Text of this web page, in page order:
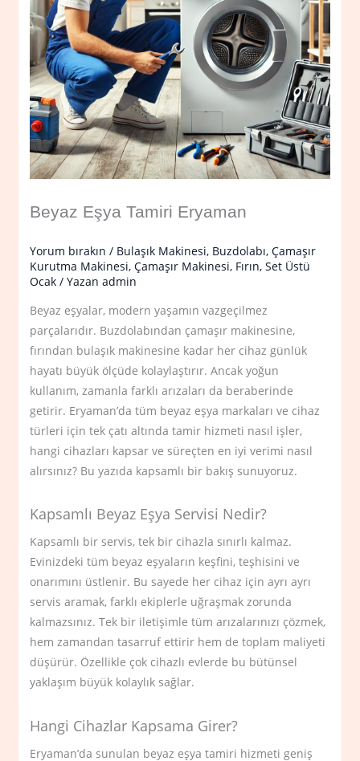
Beyaz Eşya Tamiri Eryaman
Yorum bırakın / Bulaşık Makinesi, Buzdolabı,Çamaşır
Kurutma Makinesi,Çamaşır Makinesi, Fırın,Set Üstü
Ocak / Yazan admin
Beyaz eşyalar, modern yaşamın vazgeçilmez
parçalarıdır. Buzdolabından çamaşır makinesine,
fırından bulaşık makinesine kadar her cihaz günlük
hayatı büyük ölçüde kolaylaştırır. Ancak yoğun
kullanım, zamanla farklı arızaları da beraberinde
getirir. Eryaman’da tüm beyaz eşya markaları ve cihaz
türleri için tek çatı altında tamir hizmeti nasıl işler,
hangi cihazları kapsar ve süreçten en iyi verimi nasıl
alırsınız? Bu yazıda kapsamlı bir bakış sunuyoruz.
Kapsamlı Beyaz Eşya Servisi Nedir?
Kapsamlı bir servis, tek bir cihazla sınırlı kalmaz.
Evinizdeki tüm beyaz eşyaların keşfini, teşhisini ve
onarımını üstlenir. Bu sayede her cihaz için ayrı ayrı
servis aramak, farklı ekiplerle uğraşmak zorunda
kalmazsınız. Tek bir iletişimle tüm arızalarınızı çözmek,
hem zamandan tasarruf ettirir hem de toplam maliyeti
düşürür. Özellikle çok cihazlı evlerde bu bütünsel
yaklaşım büyük kolaylık sağlar.
Hangi Cihazlar Kapsama Girer?
Eryaman’da sunulan beyaz eşya tamiri hizmeti geniş